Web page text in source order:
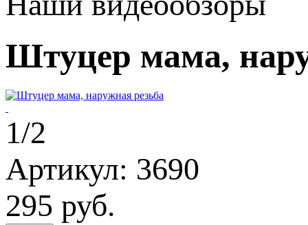
Штуцер мама,
1/2
Артикул: 3690
295 руб.